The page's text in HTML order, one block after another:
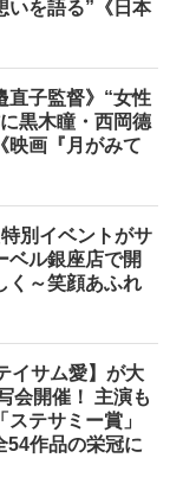
いを語る”《日本
直子監督》“女性
黒木瞳・西岡德
映画『月がみて
別イベントがサ
ベル銀座店で開
～笑顔あふれ
イサム愛】が大
会開催！ 主演も
テサミー賞」
54作品の栄冠に